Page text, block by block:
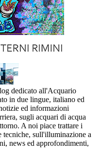
dedicato all'Acquario
in due lingue, italiano ed
ed informazioni
sugli acquari di acqua
A noi piace trattare i
sull'illuminazione a
news ed approfondimenti,